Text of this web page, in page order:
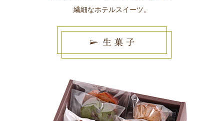
繊細なホテルスイーツ。